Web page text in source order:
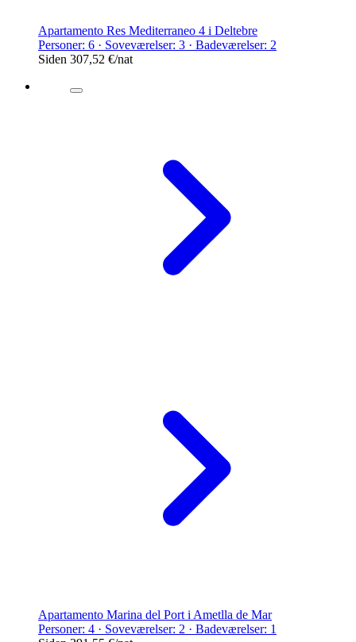
Apartamento Res Mediterraneo 4 i Deltebre
Personer: 6 · Soveværelser: 3 · Badeværelser: 2
Siden 307,52 €/nat
Apartamento Marina del Port i Ametlla de Mar
Personer: 4 · Soveværelser: 2 · Badeværelser: 1